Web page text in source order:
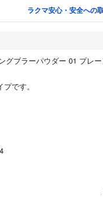
ラクマ安心・安全への
グブラーパウダー 01 プレー
です。